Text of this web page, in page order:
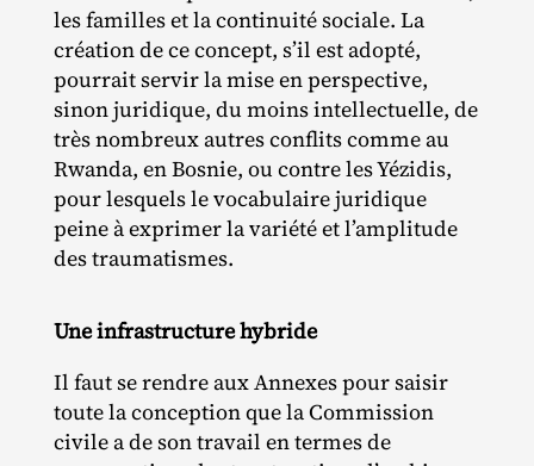
les familles et la continuité sociale. La
création de ce concept, s’il est adopté,
pourrait servir la mise en perspective,
sinon juridique, du moins intellectuelle, de
très nombreux autres conflits comme au
Rwanda, en Bosnie, ou contre les Yézidis,
pour lesquels le vocabulaire juridique
peine à exprimer la variété et l’amplitude
des traumatismes.
Une infrastructure hybride
Il faut se rendre aux Annexes pour saisir
toute la conception que la Commission
civile a de son travail en termes de